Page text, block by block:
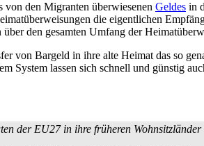
den Migranten überwiesenen Geldes in
die eigentlichen
den gesamten Umfang der
von Bargeld in ihre alte Heimat das so
System lassen sich schnell und günstig
der EU27 in ihre früheren